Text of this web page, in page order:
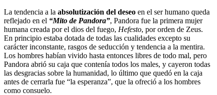
La tendencia a la absolutización del deseo en el ser humano queda
reflejado en el “Mito de Pandora”, Pandora fue la primera mujer
humana creada por el dios del fuego, Hefesto, por orden de Zeus.
En principio estaba dotada de todas las cualidades excepto su
carácter inconstante, rasgos de seducción y tendencia a la mentira.
Los hombres habían vivido hasta entonces libres de todo mal, pero
Pandora abrió su caja que contenía todos los males, y cayeron todas
las desgracias sobre la humanidad, lo último que quedó en la caja
antes de cerrarla fue “la esperanza”, que la ofreció a los hombres
como consuelo.